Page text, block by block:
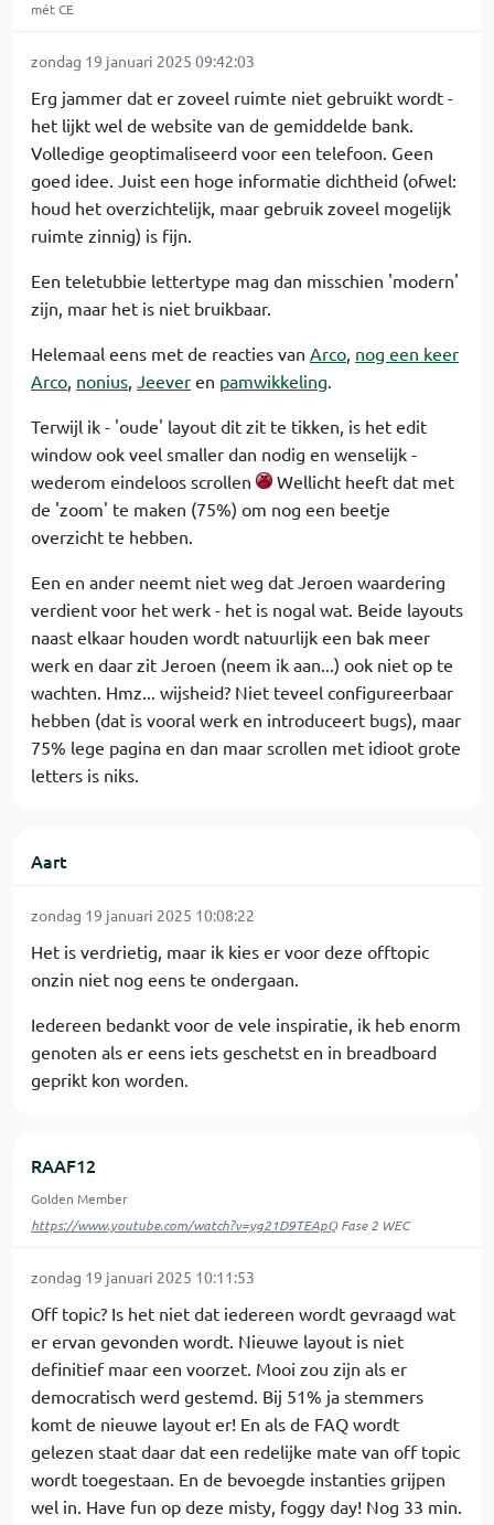
mét CE
zondag 19 januari 2025 09:42:03
Erg jammer dat er zoveel ruimte niet gebruikt wordt -
het lijkt wel de website van de gemiddelde bank.
Volledige geoptimaliseerd voor een telefoon. Geen
goed idee. Juist een hoge informatie dichtheid (ofwel:
houd het overzichtelijk, maar gebruik zoveel mogelijk
ruimte zinnig) is fijn.
Een teletubbie lettertype mag dan misschien 'modern'
zijn, maar het is niet bruikbaar.
Helemaal eens met de reacties van Arco, nog een keer
Arco, nonius, Jeever en pamwikkeling.
Terwijl ik - 'oude' layout dit zit te tikken, is het edit
window ook veel smaller dan nodig en wenselijk -
wederom eindeloos scrollen
Wellicht heeft dat met
de 'zoom' te maken (75%) om nog een beetje
overzicht te hebben.
Een en ander neemt niet weg dat Jeroen waardering
verdient voor het werk - het is nogal wat. Beide layouts
naast elkaar houden wordt natuurlijk een bak meer
werk en daar zit Jeroen (neem ik aan...) ook niet op te
wachten. Hmz... wijsheid? Niet teveel configureerbaar
hebben (dat is vooral werk en introduceert bugs), maar
75% lege pagina en dan maar scrollen met idioot grote
letters is niks.
Aart
zondag 19 januari 2025 10:08:22
Het is verdrietig, maar ik kies er voor deze offtopic
onzin niet nog eens te ondergaan.
Iedereen bedankt voor de vele inspiratie, ik heb enorm
genoten als er eens iets geschetst en in breadboard
geprikt kon worden.
RAAF12
Golden Member
https://www.youtube.com/watch?v=yg21D9TEApQFase 2 WEC
zondag 19 januari 2025 10:11:53
Off topic? Is het niet dat iedereen wordt gevraagd wat
er ervan gevonden wordt. Nieuwe layout is niet
definitief maar een voorzet. Mooi zou zijn als er
democratisch werd gestemd. Bij 51% ja stemmers
komt de nieuwe layout er! En als de FAQ wordt
gelezen staat daar dat een redelijke mate van off topic
wordt toegestaan. En de bevoegde instanties grijpen
wel in. Have fun op deze misty, foggy day! Nog 33 min.